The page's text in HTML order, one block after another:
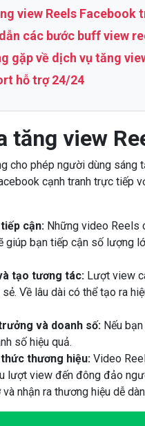
view Reels Facebook
các bước buff view
gặp về dịch vụ tăng
hỗ trợ 24/24
tăng view
cho phép người dùng sáng
cạnh tranh trực tiếp
cận:Những video Reels
giúp bạn tiếp cận số lượng
tạo tương tác:Lượt view
sẻ. Về lâu dài có thể tạo ra
và doanh số:Nếu bạn
số hiệu quả.
thương hiệu:Video
lượt view đến đông đảo
nhận ra thương hiệu dễ